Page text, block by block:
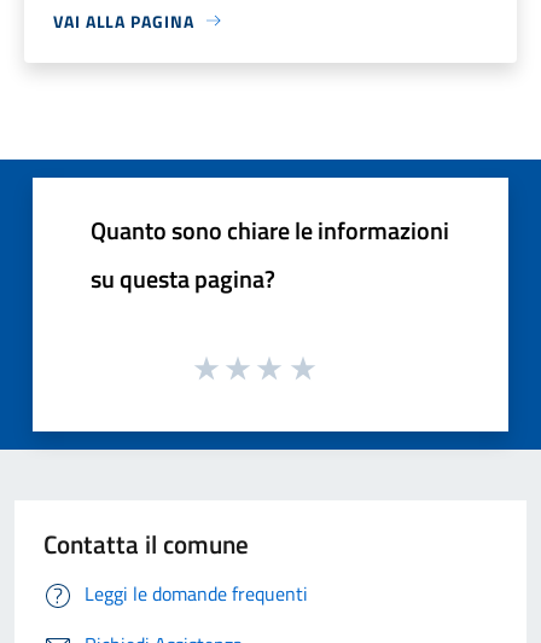
VAI ALLA PAGINA
Quanto sono chiare le informazioni
su questa pagina?
Contatta il comune
Leggi le domande frequenti